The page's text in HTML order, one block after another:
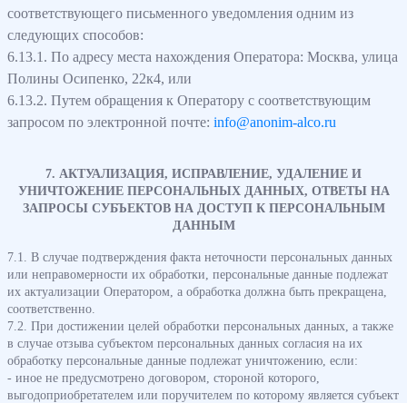
соответствующего письменного уведомления одним из
следующих способов:
6.13.1. По адресу места нахождения Оператора: Москва, улица
Полины Осипенко, 22к4, или
6.13.2. Путем обращения к Оператору с соответствующим
запросом по электронной почте: info@anonim-alco.ru
7. АКТУАЛИЗАЦИЯ, ИСПРАВЛЕНИЕ, УДАЛЕНИЕ И
УНИЧТОЖЕНИЕ ПЕРСОНАЛЬНЫХ ДАННЫХ, ОТВЕТЫ НА
ЗАПРОСЫ СУБЪЕКТОВ НА ДОСТУП К ПЕРСОНАЛЬНЫМ
ДАННЫМ
7.1. В случае подтверждения факта неточности персональных данных
или неправомерности их обработки, персональные данные подлежат
их актуализации Оператором, а обработка должна быть прекращена,
соответственно.
7.2. При достижении целей обработки персональных данных, а также
в случае отзыва субъектом персональных данных согласия на их
обработку персональные данные подлежат уничтожению, если:
- иное не предусмотрено договором, стороной которого,
выгодоприобретателем или поручителем по которому является субъект